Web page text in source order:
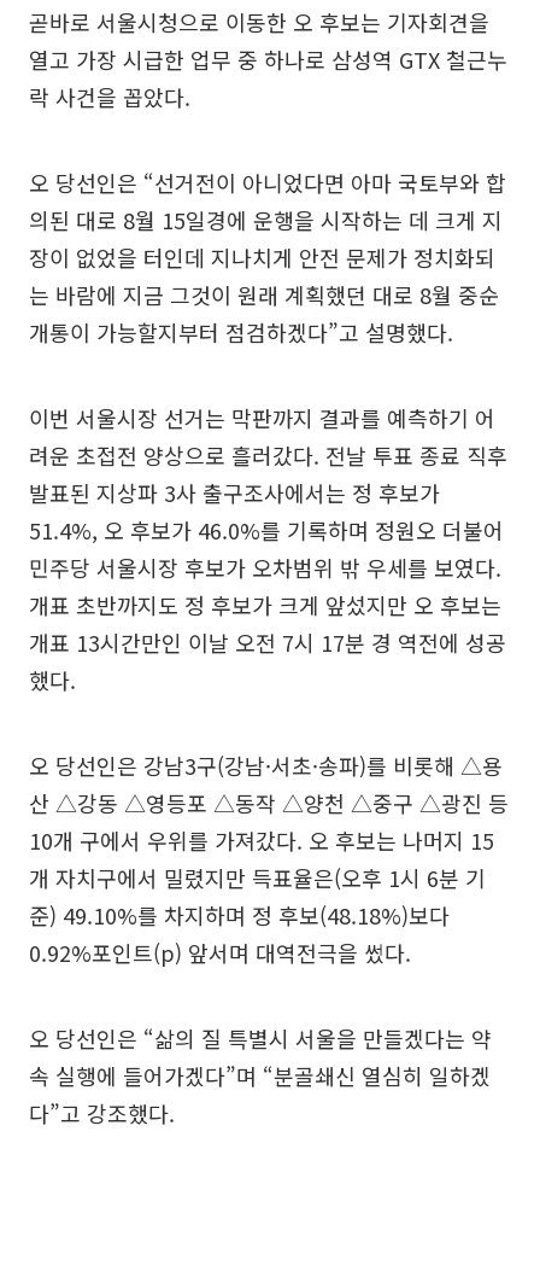
곧바로 서울시청으로 이동한 오 후보는 기자회견을
열고 가장 시급한 업무 중 하나로 삼성역 GTX 철근누
락 사건을 꼽았다.
오 당선인은 “선거전이 아니었다면 아마 국토부와 합
의된 대로 8월 15일경에 운행을 시작하는 데 크게 지
장이 없었을 터인데 지나치게 안전 문제가 정치화되
는 바람에 지금 그것이 원래 계획했던 대로 8월 중순
개통이 가능할지부터 점검하겠다”고 설명했다.
이번 서울시장 선거는 막판까지 결과를 예측하기 어
려운 초접전 양상으로 흘러갔다. 전날 투표 종료 직후
발표된 지상파 3사 출구조사에서는 정 후보가
51.4%, 오 후보가 46.0%를 기록하며 정원오 더불어
민주당 서울시장 후보가 오차범위 밖 우세를 보였다.
개표 초반까지도 정 후보가 크게 앞섰지만 오 후보는
개표 13시간만인 이날 오전 7시 17분 경 역전에 성공
했다.
오 당선인은 강남3구(강남·서초·송파)를 비롯해 △용
산 △강동 △영등포 △동작 △양천 △중구 △광진 등
10개 구에서 우위를 가져갔다. 오 후보는 나머지 15
개 자치구에서 밀렸지만 득표율은(오후 1시 6분 기
준) 49.10%를 차지하며 정 후보(48.18%)보다
0.92%포인트(p) 앞서며 대역전극을 썼다.
오 당선인은 “삶의 질 특별시 서울을 만들겠다는 약
속 실행에 들어가겠다”며 “분골쇄신 열심히 일하겠
다”고 강조했다.